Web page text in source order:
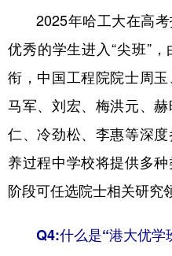
2025年哈工大在高考
优秀的学生进入“尖班”
衔，中国工程院院士周玉
马军、刘宏、梅洪元、
仁、冷劲松、李惠等深
养过程中学校将提供多
阶段可任选院士相关研究
Q4:什么是“港大优学